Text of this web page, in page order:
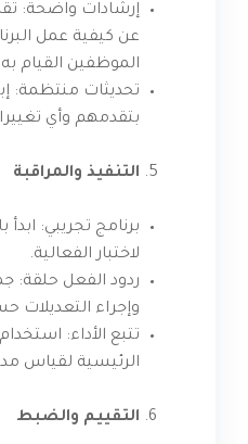
إرشادات واضحة:
عن كيفية عمل
الموظفين القيام
تحديثات منتظمة:
بتقدمهم وأي
التنفيذ والمراقبة
برنامج تجريبي:
لاختبار الفعالية.
ردود الفعل حلقة:
وإجراء التعديلات
تتبع الأداء:
الرئيسية لقياس
التقييم والضبط